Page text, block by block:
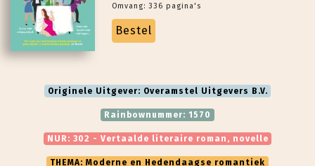
Omvang: 336 pagina's
Bestel
Originele Uitgever: Overamstel Uitgevers B.V.
Rainbownummer: 1570
NUR: 302 - Vertaalde literaire roman, novelle
THEMA: Moderne en Hedendaagse romantiek